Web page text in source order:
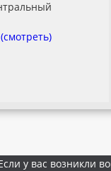
(смотреть)
у вас возникли